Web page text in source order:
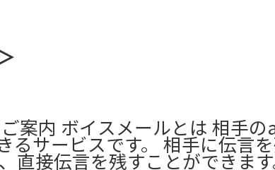
案内 ボイスメールとは 相手の
サービスです。 相手に伝言
直接伝言を残すことができま